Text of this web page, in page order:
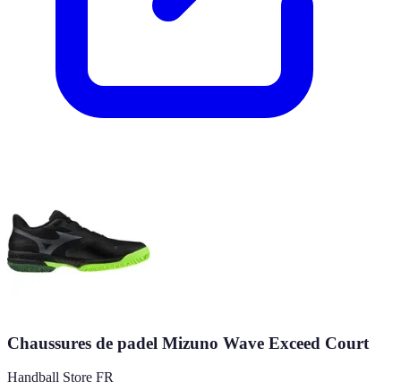
Chaussures de padel Mizuno Wave Exceed Court
Handball Store FR